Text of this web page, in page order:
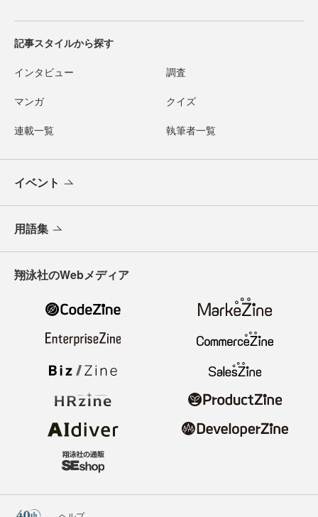
記事スタイルから探す
インタビュー 調査
マンガ クイズ
連載一覧 執筆者一覧
イベント
用語集
翔泳社のWebメディア